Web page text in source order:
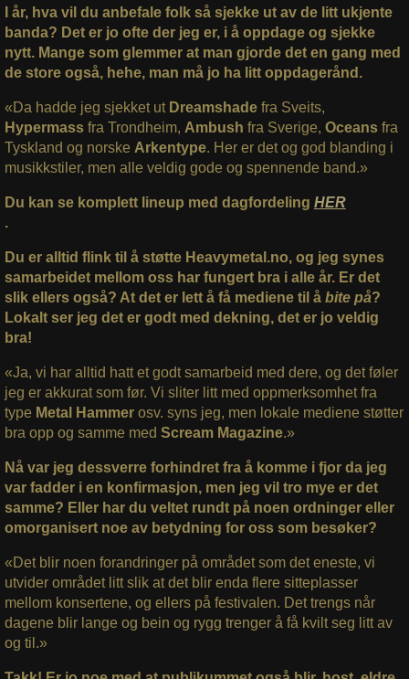
I år, hva vil du anbefale folk så sjekke ut av de litt ukjente
banda? Det er jo ofte der jeg er, i å oppdage og sjekke
nytt. Mange som glemmer at man gjorde det en gang med
de store også, hehe, man må jo ha litt oppdagerånd.
«Da hadde jeg sjekket ut Dreamshade fra Sveits,
Hypermass fra Trondheim, Ambush fra Sverige, Oceans fra
Tyskland og norske Arkentype. Her er det og god blanding i
musikkstiler, men alle veldig gode og spennende band.»
Du kan se komplett lineup med dagfordeling HER
.
Du er alltid flink til å støtte Heavymetal.no, og jeg synes
samarbeidet mellom oss har fungert bra i alle år. Er det
slik ellers også? At det er lett å få mediene til å bite på?
Lokalt ser jeg det er godt med dekning, det er jo veldig
bra!
«Ja, vi har alltid hatt et godt samarbeid med dere, og det føler
jeg er akkurat som før. Vi sliter litt med oppmerksomhet fra
type Metal Hammerosv. syns jeg, men lokale mediene støtter
bra opp og samme med Scream Magazine.»
Nå var jeg dessverre forhindret fra å komme i fjor da jeg
var fadder i en konfirmasjon, men jeg vil tro mye er det
samme? Eller har du veltet rundt på noen ordninger eller
omorganisert noe av betydning for oss som besøker?
«Det blir noen forandringer på området som det eneste, vi
utvider området litt slik at det blir enda flere sitteplasser
mellom konsertene, og ellers på festivalen. Det trengs når
dagene blir lange og bein og rygg trenger å få kvilt seg litt av
og til.»